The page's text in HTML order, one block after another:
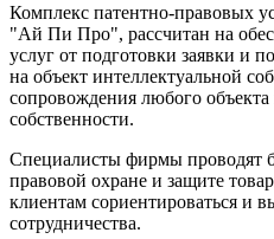
Комплекс патентно-правовых
"Ай Пи Про", рассчитан на
услуг от подготовки заявки и
на объект интеллектуальной
сопровождения любого объекта
собственности.
Специалисты фирмы проводят
правовой охране и защите
клиентам сориентироваться и
сотрудничества.